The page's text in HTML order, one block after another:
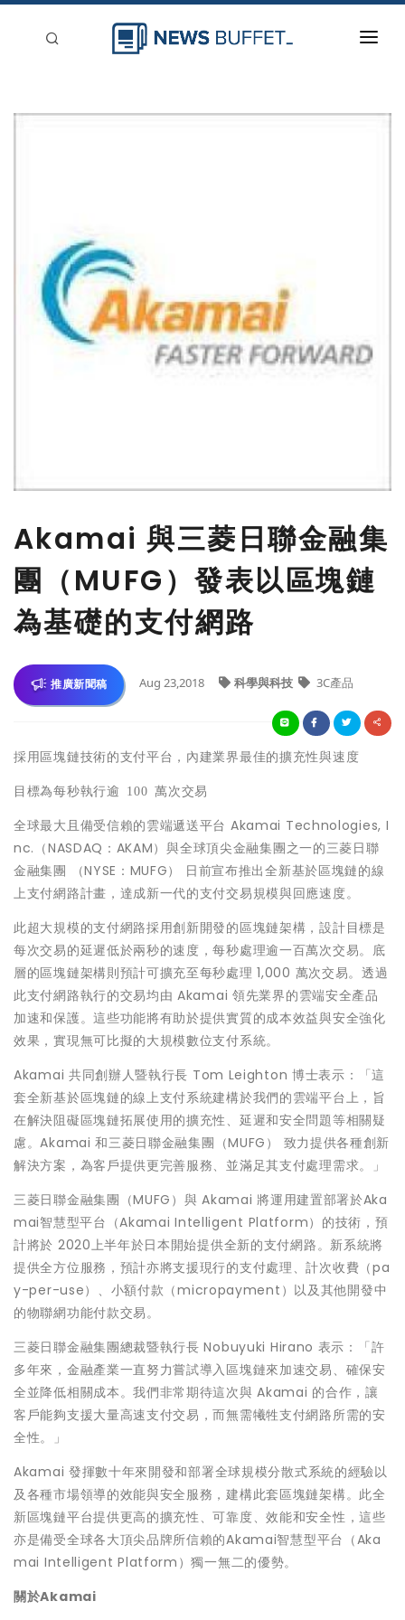
新聞稿分類
Akamai 與三菱日聯金融集
團（MUFG）發表以區塊鏈
為基礎的支付網路
推廣新聞稿 Aug 23,2018 科學與科技 3C產品
採用區塊鏈技術的支付平台，內建業界最佳的擴充性與速度
目標為每秒執行逾 100萬次交易
全球最大且備受信賴的雲端遞送平台 Akamai Technologies, I
nc.（NASDAQ：AKAM）與全球頂尖金融集團之一的三菱日聯
金融集團 （NYSE：MUFG） 日前宣布推出全新基於區塊鏈的線
上支付網路計畫，達成新一代的支付交易規模與回應速度。
此超大規模的支付網路採用創新開發的區塊鏈架構，設計目標是
每次交易的延遲低於兩秒的速度，每秒處理逾一百萬次交易。底
層的區塊鏈架構則預計可擴充至每秒處理 1,000 萬次交易。透過
此支付網路執行的交易均由 Akamai 領先業界的雲端安全產品
加速和保護。這些功能將有助於提供實質的成本效益與安全強化
效果，實現無可比擬的大規模數位支付系統。
Akamai 共同創辦人暨執行長 Tom Leighton 博士表示：「這
套全新基於區塊鏈的線上支付系統建構於我們的雲端平台上，旨
在解決阻礙區塊鏈拓展使用的擴充性、延遲和安全問題等相關疑
慮。Akamai 和三菱日聯金融集團（MUFG） 致力提供各種創新
解決方案，為客戶提供更完善服務、並滿足其支付處理需求。」
三菱日聯金融集團（MUFG）與 Akamai 將運用建置部署於Aka
mai智慧型平台（Akamai Intelligent Platform）的技術，預
計將於 2020上半年於日本開始提供全新的支付網路。新系統將
提供全方位服務，預計亦將支援現行的支付處理、計次收費（pa
y-per-use）、小額付款（micropayment）以及其他開發中
的物聯網功能付款交易。
三菱日聯金融集團總裁暨執行長 Nobuyuki Hirano 表示：「許
多年來，金融產業一直努力嘗試導入區塊鏈來加速交易、確保安
全並降低相關成本。我們非常期待這次與 Akamai 的合作，讓
客戶能夠支援大量高速支付交易，而無需犧牲支付網路所需的安
全性。」
Akamai 發揮數十年來開發和部署全球規模分散式系統的經驗以
及各種市場領導的效能與安全服務，建構此套區塊鏈架構。此全
新區塊鏈平台提供更高的擴充性、可靠度、效能和安全性，這些
亦是備受全球各大頂尖品牌所信賴的Akamai智慧型平台（Aka
mai Intelligent Platform）獨一無二的優勢。
關於Akamai